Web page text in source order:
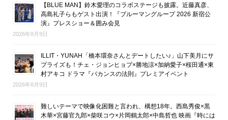
【BLUE MAN】鈴木愛理のコラボステージも披露。近藤真彦、
高島礼子らもゲスト出演！『ブルーマングループ 2026 新宿公
演』プレスショー＆囲み会見
2026年8月9日
ILLIT・YUNAH「橋本環奈さんとデートしたい♪」山下美月にサ
プライズも！チェ・ジョンヒョプ×勝地涼×加納愛子×桜田通×東
村アキコ ドラマ『バカンスの法則』プレミアイベント
2026年8月9日
難しいテーマで映像化困難と言われ、構想18年。西島秀俊×黒
木華×宮藤官九郎×柴咲コウ×片岡鶴太郎×中島哲也 映画『時には